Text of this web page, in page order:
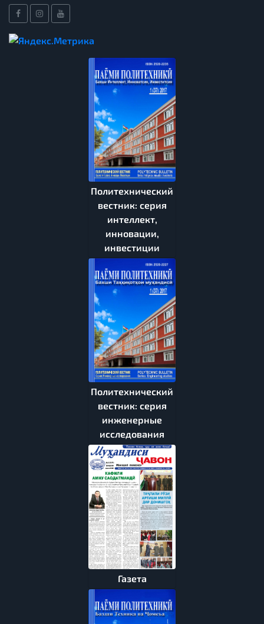
Политехнический
вестник: серия
интеллект,
инновации,
инвестиции
Политехнический
вестник: серия
инженерные
исследования
Газета